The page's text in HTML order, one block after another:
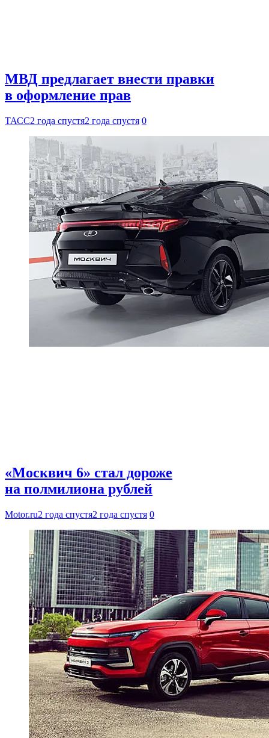
МВД предлагает внести правки
в оформление прав
ТАСС2 года спустя2 года спустя 0
«Москвич 6» стал дороже
на полмилиона рублей
Motor.ru2 года спустя2 года спустя 0